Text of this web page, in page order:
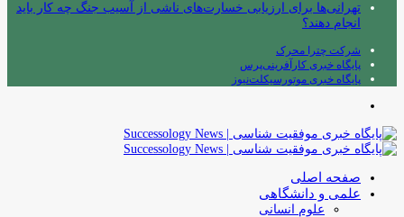
تهرانی‌ها برای ارزیابی خسارت‌های ناشی از آسیب جنگ چه کار باید
انجام دهند؟
شرکت چترا محرک
پایگاه خبری کارآفرینی‌پرس
پایگاه خبری موتورسیکلت‌نیوز
صفحه اصلی
علمی و دانشگاهی
علوم انسانی